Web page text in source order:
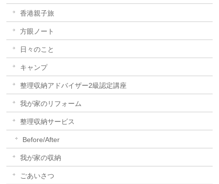
香港親子旅
方眼ノート
日々のこと
キャンプ
整理収納アドバイザー2級認定講座
我が家のリフォーム
整理収納サービス
Before/After
我が家の収納
ごあいさつ